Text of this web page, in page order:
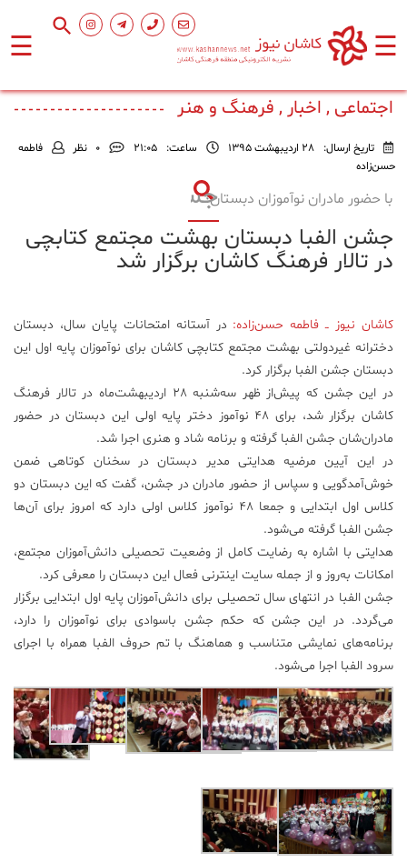
☰ ☰
اصلی
اجتماعی
و
هنر
محیط
زیست
علم
فناوری
عکس
پادکست
مجله
فرهنگی
و
هنری
اجتماعی , اخبار , فرهنگ و هنر
تاریخ ارسال: 28 اردیبهشت 1395 ساعت: ۲۱:۰۵ 0 نظر
فاطمه
حسن‌زاده
با حضور مادران نوآموزان دبستان؛
جشن الفبا دبستان بهشت مجتمع کتابچی
در تالار فرهنگ کاشان برگزار شد
کاشان نیوز ــ فاطمه حسن‌زاده: در آستانه امتحانات پایان سال، دبستان
دخترانه غیردولتی بهشت مجتمع کتابچی کاشان برای نوآموزان پایه اول این
دبستان جشن الفبا برگزار کرد.
در این جشن که پیش‌از ظهر سه‌شنبه ۲۸ اردیبهشت‌ماه در تالار فرهنگ
کاشان برگزار شد، برای ۴۸ نوآموز دختر پایه اولی این دبستان در حضور
مادران‌شان جشن الفبا گرفته و برنامه شاد و هنری اجرا شد.
در این آیین مرضیه هدایتی مدیر دبستان در سخنان کوتاهی ضمن
خوش‌آمدگویی و سپاس از حضور مادران در جشن، گفت که این دبستان دو
کلاس اول ابتدایی و جمعا ۴۸ نوآموز کلاس اولی دارد که امروز برای آن‌ها
جشن الفبا گرفته می‌شود.
هدایتی با اشاره به رضایت کامل از وضعیت تحصیلی دانش‌‌آموزان مجتمع،
امکانات به‌روز و از جمله سایت اینترنی فعال این دبستان را معرفی کرد.
جشن الفبا در انتهای سال تحصیلی برای دانش‌آموزان پایه اول ابتدایی برگزار
می‌گردد. در این جشن که حکم جشن باسوادی برای نوآموزان را دارد،
برنامه‌های نمایشی متناسب و هماهنگ با تم حروف الفبا همراه با اجرای
سرود الفبا اجرا می‌شود.